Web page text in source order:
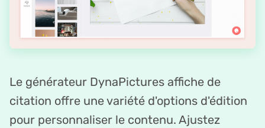
Le générateur DynaPictures affiche de
citation offre une variété d'options d'édition
pour personnaliser le contenu. Ajustez